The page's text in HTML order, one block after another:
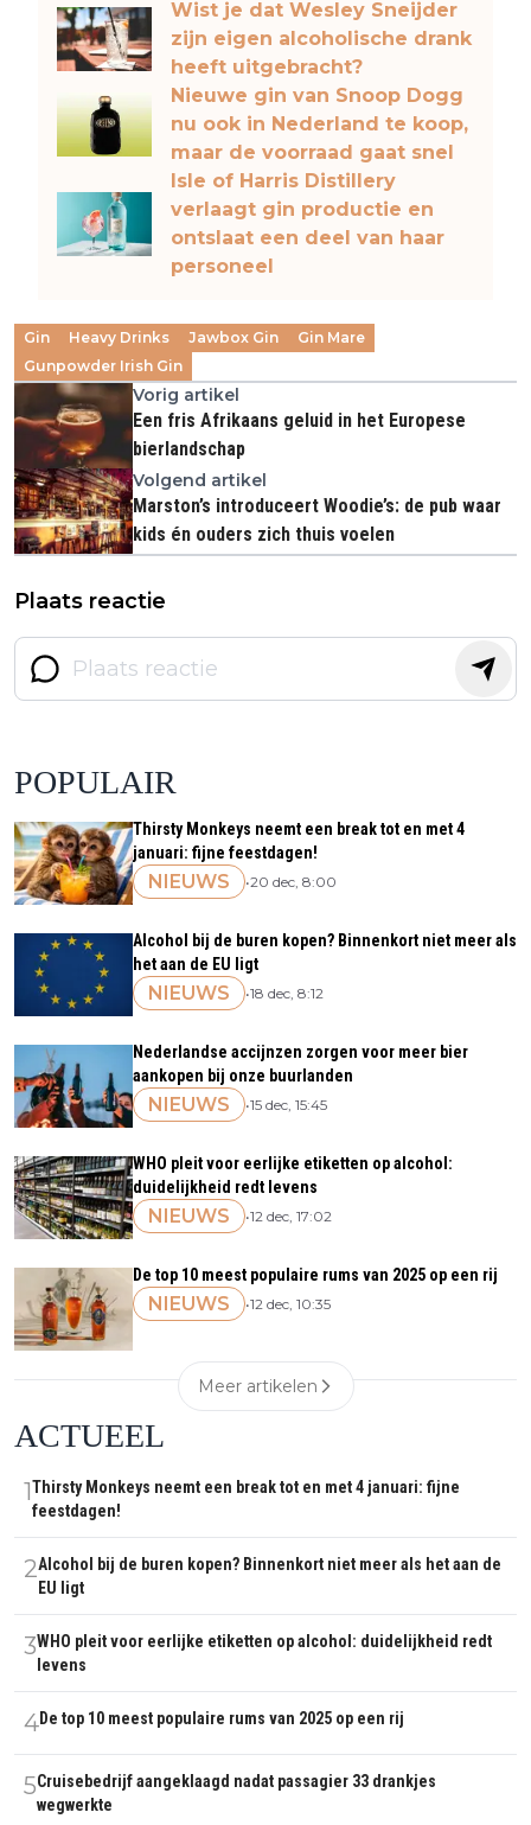
Wist je dat Wesley Sneijder
zijn eigen alcoholische drank
heeft uitgebracht?
Nieuwe gin van Snoop Dogg
nu ook in Nederland te koop,
maar de voorraad gaat snel
Isle of Harris Distillery
verlaagt gin productie en
ontslaat een deel van haar
personeel
Gin Heavy Drinks Jawbox Gin
Gin Mare
Gunpowder Irish Gin
Vorig artikel
Een fris Afrikaans geluid in het Europese
bierlandschap
Volgend artikel
Marston’s introduceert Woodie’s: de pub waar
kids én ouders zich thuis voelen
Plaats reactie
POPULAIR
Thirsty Monkeys neemt een break tot en met 4
januari: fijne feestdagen!
NIEUWS •20 dec, 8:00
Alcohol bij de buren kopen? Binnenkort niet meer als
het aan de EU ligt
NIEUWS •18 dec, 8:12
Nederlandse accijnzen zorgen voor meer bier
aankopen bij onze buurlanden
NIEUWS •15 dec, 15:45
WHO pleit voor eerlijke etiketten op alcohol:
duidelijkheid redt levens
NIEUWS •12 dec, 17:02
De top 10 meest populaire rums van 2025 op een rij
NIEUWS •12 dec, 10:35
Meer artikelen
ACTUEEL
1Thirsty Monkeys neemt een break tot en met 4 januari: fijne
feestdagen!
2Alcohol bij de buren kopen? Binnenkort niet meer als het aan de
EU ligt
3WHO pleit voor eerlijke etiketten op alcohol: duidelijkheid redt
levens
4De top 10 meest populaire rums van 2025 op een rij
5Cruisebedrijf aangeklaagd nadat passagier 33 drankjes
wegwerkte